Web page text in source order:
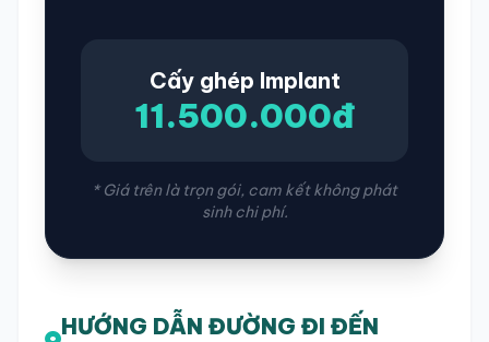
Cấy ghép Implant
11.500.000đ
* Giá trên là trọn gói, cam kết không phát
sinh chi phí.
HƯỚNG DẪN ĐƯỜNG ĐI ĐẾN